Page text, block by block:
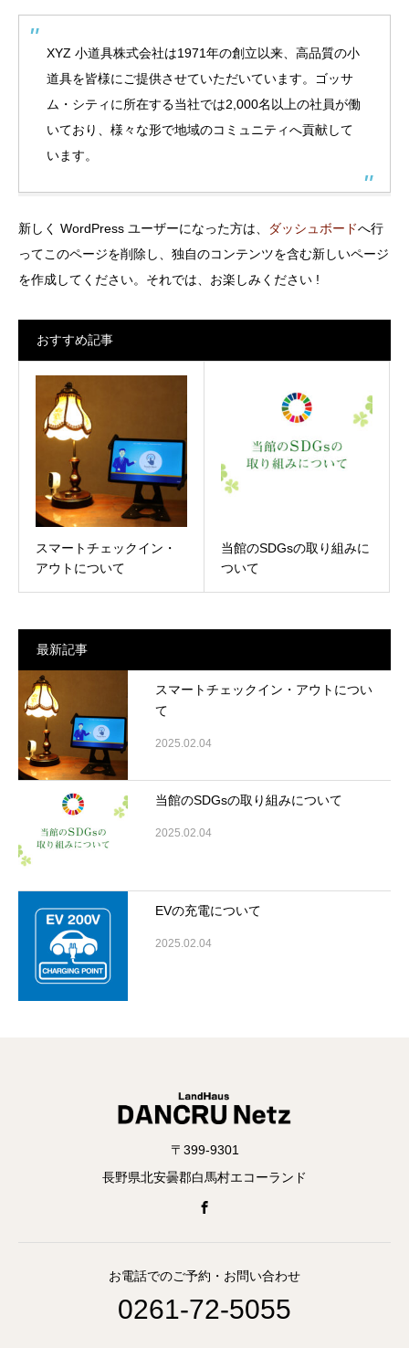
XYZ 小道具株式会社は1971年の創立以来、高品質の小
道具を皆様にご提供させていただいています。ゴッサ
ム・シティに所在する当社では2,000名以上の社員が働
いており、様々な形で地域のコミュニティへ貢献して
います。
新しく WordPress ユーザーになった方は、 ダッシュボードへ行
ってこのページを削除し、独自のコンテンツを含む新しいページ
を作成してください。それでは、お楽しみください !
おすすめ記事
スマートチェックイン・
アウトについて
当館のSDGsの取り組みに
ついて
最新記事
スマートチェックイン・アウトについ
て
2025.02.04
当館のSDGsの取り組みについて
2025.02.04
EVの充電について
2025.02.04
〒399-9301
長野県北安曇郡白馬村エコーランド
お電話でのご予約・お問い合わせ
0261-72-5055